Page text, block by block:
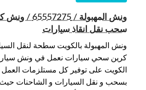
ونش المهبولة /
سحب نقل انقاذ سيارات
ونش المهبولة بالكويت سطحة لنقل
كرين سحي سيارات نعمل في ونش
الكويت على توفير كل مستلزمات العمل
بسحب و نقل السيارات و الشاحنات حيث